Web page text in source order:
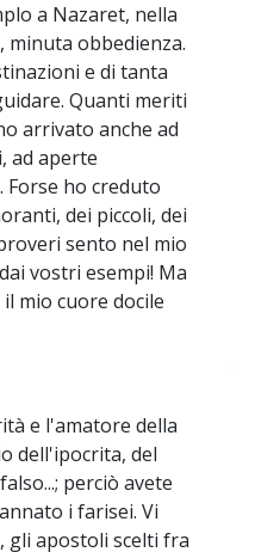
a Nazaret, nella
obbedienza.
e di tanta
Quanti meriti
arrivato anche ad
ad aperte
Forse ho creduto
dei piccoli, dei
sento nel mio
vostri esempi! Ma
mio cuore docile
e l'amatore della
dell'ipocrita, del
perciò avete
i farisei. Vi
gli apostoli scelti fra